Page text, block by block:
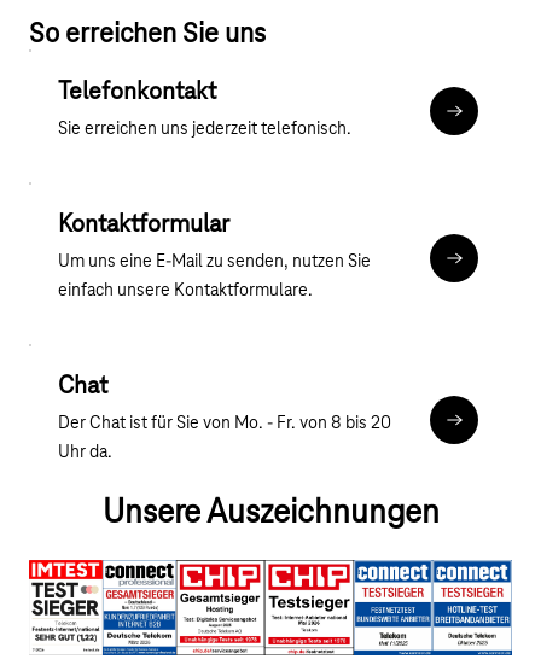
So erreichen Sie uns
Telefonkontakt
Sie erreichen uns jederzeit telefonisch. Mehr zum
Kontaktformular
Um uns eine E-Mail zu senden, nutzen Sie
einfach unsere Kontaktformulare.
Chat
Der Chat ist für Sie von Mo. - Fr. von 8 bis 20
Uhr da.
Chat
Unsere Auszeichnungen